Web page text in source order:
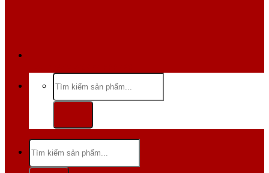
Tìm
kiếm:
Tìm
kiếm: